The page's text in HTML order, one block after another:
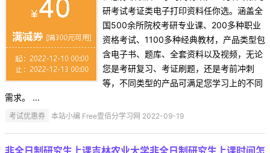
研考试考证类电子打印资料任你选。涵盖全
国500余所院校考研专业课、200多种职业
资格考试、1100多种经典教材，产品类型包
含电子书、题库、全套资料以及视频，无论
您是考研复习、考证刷题，还是考前冲刺
等，不同类型的产品可满足您学习上的不同
需求。 ...
考试优惠券 本站小编 Free壹佰分学习网 2022-09-19
非全日制研究生上课吉林农业大学非全日制研究生上课时间怎